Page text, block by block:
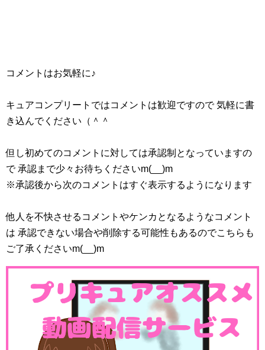
コメントはお気軽に♪
キュアコンプリートではコメントは歓迎ですので 気軽に書
き込んでください（＾＾
但し初めてのコメントに対しては承認制となっていますの
で 承認まで少々お待ちくださいm(__)m
※承認後から次のコメントはすぐ表示するようになります
他人を不快させるコメントやケンカとなるようなコメント
は 承認できない場合や削除する可能性もあるのでこちらも
ご了承くださいm(__)m